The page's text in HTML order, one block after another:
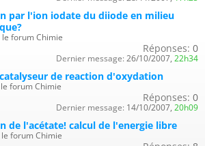
par l'ion iodate du diiode en milieu
forum Chimie
Réponses: 0
Dernier message: 26/10/2007, 22h34
de reaction d'oxydation
forum Chimie
Réponses: 0
Dernier message: 14/10/2007, 20h09
de l'acétate! calcul de l'energie libre
forum Chimie